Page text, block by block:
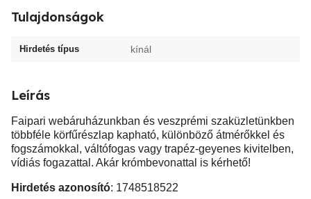
Tulajdonságok
Hirdetés típus kínál
Leírás
Faipari webáruházunkban és veszprémi szaküzletünkben
többféle körfűrészlap kapható, különböző átmérőkkel és
fogszámokkal, váltófogas vagy trapéz-geyenes kivitelben,
vídiás fogazattal. Akár krómbevonattal is kérhető!
Hirdetés azonosító: 1748518522